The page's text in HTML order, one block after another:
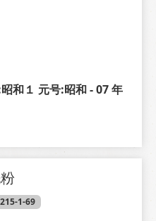
和１ 元号:昭和 - 07 年
1-69